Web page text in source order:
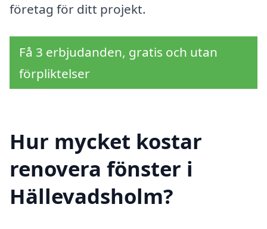
företag för ditt projekt.
Få 3 erbjudanden, gratis och utan
förpliktelser
Hur mycket kostar
renovera fönster i
Hällevadsholm?